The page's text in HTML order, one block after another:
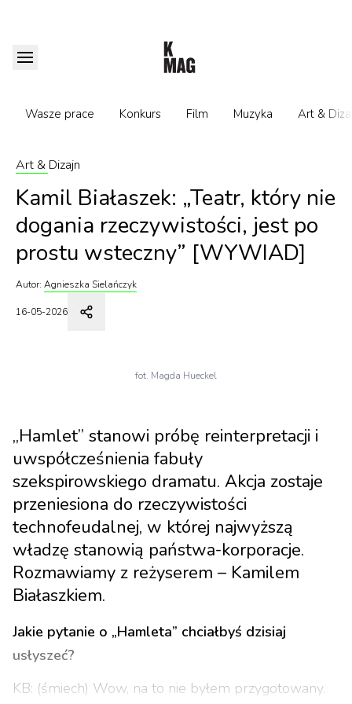
Wasze prace Konkurs Film Muzyka Art &
Art & Dizajn
Kamil Białaszek: „Teatr, który nie
dogania rzeczywistości, jest po
prostu wsteczny” [WYWIAD]
Autor: Agnieszka Sielańczyk
16-05-2026
fot. Magda Hueckel
„Hamlet” stanowi próbę reinterpretacji i
uwspółcześnienia fabuły
szekspirowskiego dramatu. Akcja zostaje
przeniesiona do rzeczywistości
technofeudalnej, w której najwyższą
władzę stanowią państwa-korporacje.
Rozmawiamy z reżyserem – Kamilem
Białaszkiem.
Jakie pytanie o „Hamleta” chciałbyś dzisiaj
usłyszeć?
KB: (śmiech) Wow, na to nie byłem przygotowany.